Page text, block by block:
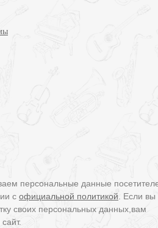
персональные данные
с официальной политикой . Если
своих персональных данных,вам